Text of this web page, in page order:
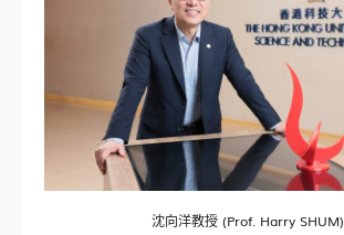
沈向洋教授 (Prof. Harry SHUM)